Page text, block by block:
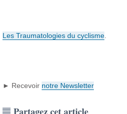
Les Traumatologies du cyclisme
► Recevoir notre Newsletter